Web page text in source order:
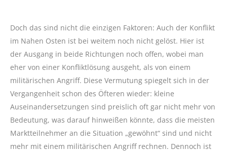
Doch das sind nicht die einzigen Faktoren: Auch der Konflikt
im Nahen Osten ist bei weitem noch nicht gelöst. Hier ist
der Ausgang in beide Richtungen noch offen, wobei man
eher von einer Konfliktlösung ausgeht, als von einem
militärischen Angriff. Diese Vermutung spiegelt sich in der
Vergangenheit schon des Öfteren wieder: kleine
Auseinandersetzungen sind preislich oft gar nicht mehr von
Bedeutung, was darauf hinweißen könnte, dass die meisten
Marktteilnehmer an die Situation „gewöhnt“ sind und nicht
mehr mit einem militärischen Angriff rechnen. Dennoch ist